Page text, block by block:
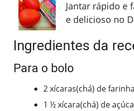
Jantar rápido e
e delicioso no
Ingredientes da
Para o bolo
2 xícaras(chá) de
1 ½ xícara(chá) de